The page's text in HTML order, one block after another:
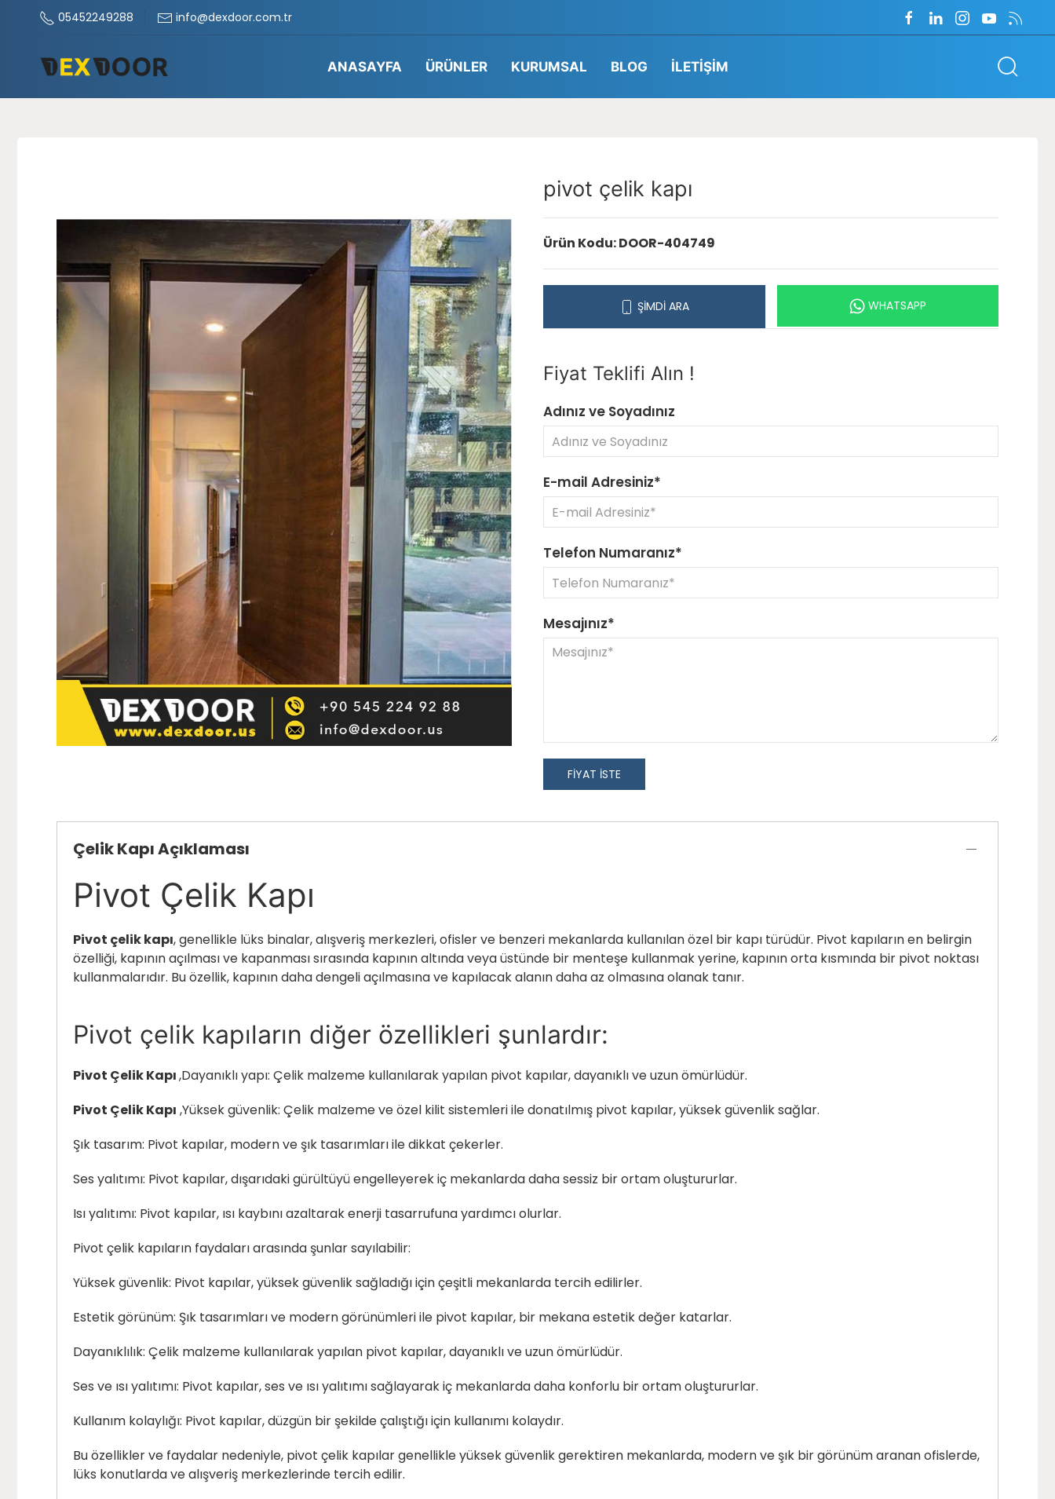
05452249288 info@dexdoor.com.tr
ANASAYFA ÜRÜNLER KURUMSAL BLOG İLETİŞİM
pivot çelik kapı
Ürün Kodu: DOOR-404749
ŞİMDİ ARA WHATSAPP
Fiyat Teklifi Alın !
Adınız ve Soyadınız
E-mail Adresiniz*
Telefon Numaranız*
Mesajınız*
FİYAT İSTE
Çelik Kapı Açıklaması
Pivot Çelik Kapı
Pivot çelik kapı, genellikle lüks binalar, alışveriş merkezleri, ofisler ve benzeri mekanlarda kullanılan özel bir kapı türüdür. Pivot kapıların en belirgin
özelliği, kapının açılması ve kapanması sırasında kapının altında veya üstünde bir menteşe kullanmak yerine, kapının orta kısmında bir pivot noktası
kullanmalarıdır. Bu özellik, kapının daha dengeli açılmasına ve kapılacak alanın daha az olmasına olanak tanır.
Pivot çelik kapıların diğer özellikleri şunlardır:
Pivot Çelik Kapı,Dayanıklı yapı: Çelik malzeme kullanılarak yapılan pivot kapılar, dayanıklı ve uzun ömürlüdür.
Pivot Çelik Kapı ,Yüksek güvenlik: Çelik malzeme ve özel kilit sistemleri ile donatılmış pivot kapılar, yüksek güvenlik sağlar.
Şık tasarım: Pivot kapılar, modern ve şık tasarımları ile dikkat çekerler.
Ses yalıtımı: Pivot kapılar, dışarıdaki gürültüyü engelleyerek iç mekanlarda daha sessiz bir ortam oluştururlar.
Isı yalıtımı: Pivot kapılar, ısı kaybını azaltarak enerji tasarrufuna yardımcı olurlar.
Pivot çelik kapıların faydaları arasında şunlar sayılabilir:
Yüksek güvenlik: Pivot kapılar, yüksek güvenlik sağladığı için çeşitli mekanlarda tercih edilirler.
Estetik görünüm: Şık tasarımları ve modern görünümleri ile pivot kapılar, bir mekana estetik değer katarlar.
Dayanıklılık: Çelik malzeme kullanılarak yapılan pivot kapılar, dayanıklı ve uzun ömürlüdür.
Ses ve ısı yalıtımı: Pivot kapılar, ses ve ısı yalıtımı sağlayarak iç mekanlarda daha konforlu bir ortam oluştururlar.
Kullanım kolaylığı: Pivot kapılar, düzgün bir şekilde çalıştığı için kullanımı kolaydır.
Bu özellikler ve faydalar nedeniyle, pivot çelik kapılar genellikle yüksek güvenlik gerektiren mekanlarda, modern ve şık bir görünüm aranan ofislerde,
lüks konutlarda ve alışveriş merkezlerinde tercih edilir.